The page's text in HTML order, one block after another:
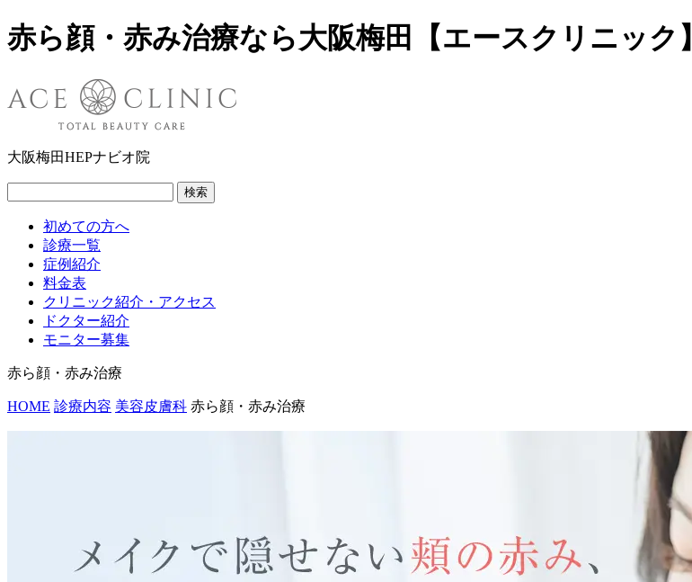
赤ら顔・赤み治療なら大阪梅田【エースクリニック】
大阪梅田HEPナビオ院
検索
初めての方へ
診療一覧
症例紹介
料金表
クリニック紹介・アクセス
ドクター紹介
モニター募集
赤ら顔・赤み治療
HOME 診療内容 美容皮膚科 赤ら顔・赤み治療